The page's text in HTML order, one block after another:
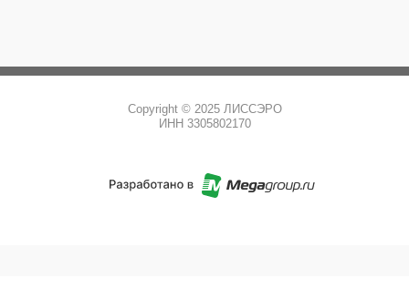
Copyright © 2025 ЛИССЭРО
ИНН 3305802170